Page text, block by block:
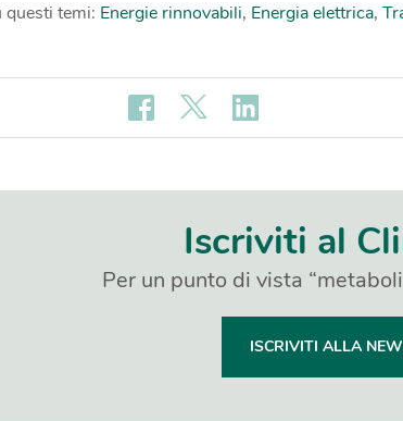
temi: Energie rinnovabili, Energia elettrica,
Iscriviti al
Per un punto di vista
ISCRIVITI ALLA